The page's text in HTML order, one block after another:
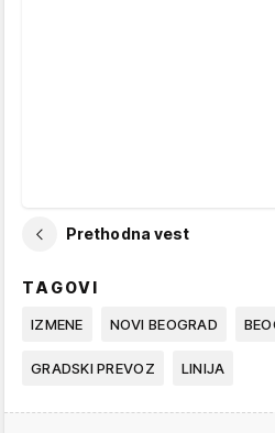
Prethodna vest
TAGOVI
IZMENE NOVI BEOGRAD
GRADSKI PREVOZ LINIJA